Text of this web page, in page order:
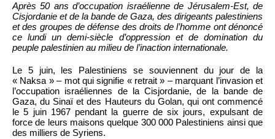
Après 50 ans d’occupation israélienne de Jérusalem-Est, de
Cisjordanie et de la bande de Gaza, des dirigeants palestiniens
et des groupes de défense des droits de l’homme ont dénoncé
ce lundi un demi-siècle d’oppression et de domination du
peuple palestinien au milieu de l’inaction internationale.
Le 5 juin, les Palestiniens se souviennent du jour de la
« Naksa » – mot qui signifie « retrait » – marquant l’invasion et
l’occupation israéliennes de la Cisjordanie, de la bande de
Gaza, du Sinaï et des Hauteurs du Golan, qui ont commencé
le 5 juin 1967 pendant la guerre de six jours, expulsant de
force de leurs maisons quelque 300 000 Palestiniens ainsi que
des milliers de Syriens.